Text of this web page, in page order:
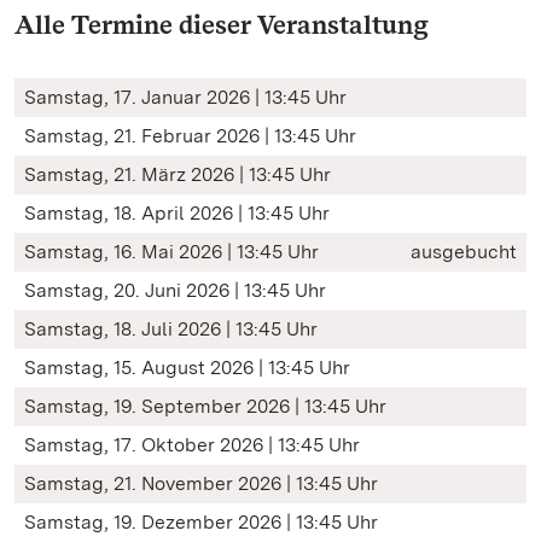
Alle Termine dieser Veranstaltung
Samstag, 17. Januar 2026 | 13:45 Uhr
Samstag, 21. Februar 2026 | 13:45 Uhr
Samstag, 21. März 2026 | 13:45 Uhr
Samstag, 18. April 2026 | 13:45 Uhr
Samstag, 16. Mai 2026 | 13:45 Uhr
ausgebucht
Samstag, 20. Juni 2026 | 13:45 Uhr
Samstag, 18. Juli 2026 | 13:45 Uhr
Samstag, 15. August 2026 | 13:45 Uhr
Samstag, 19. September 2026 | 13:45 Uhr
Samstag, 17. Oktober 2026 | 13:45 Uhr
Samstag, 21. November 2026 | 13:45 Uhr
Samstag, 19. Dezember 2026 | 13:45 Uhr